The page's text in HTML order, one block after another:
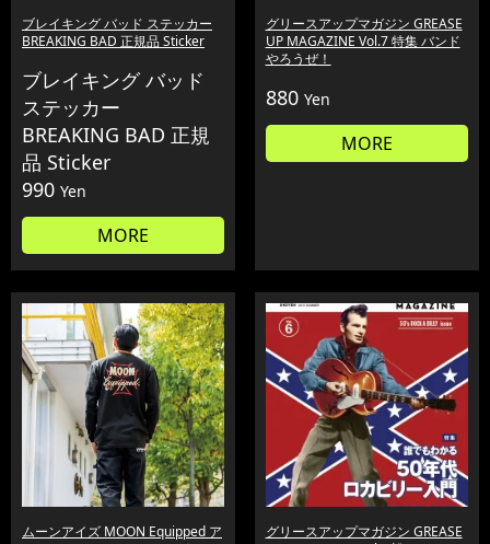
ブレイキング バッド ステッカー
BREAKING BAD 正規品 Sticker
ブレイキング バッド
ステッカー
BREAKING BAD 正規
品 Sticker
990 Yen
MORE
グリースアップマガジン GREASE
UP MAGAZINE Vol.7 特集 バンド
やろうぜ！
880 Yen
MORE
ムーンアイズ MOON Equipped ア
グリースアップマガジン GREASE